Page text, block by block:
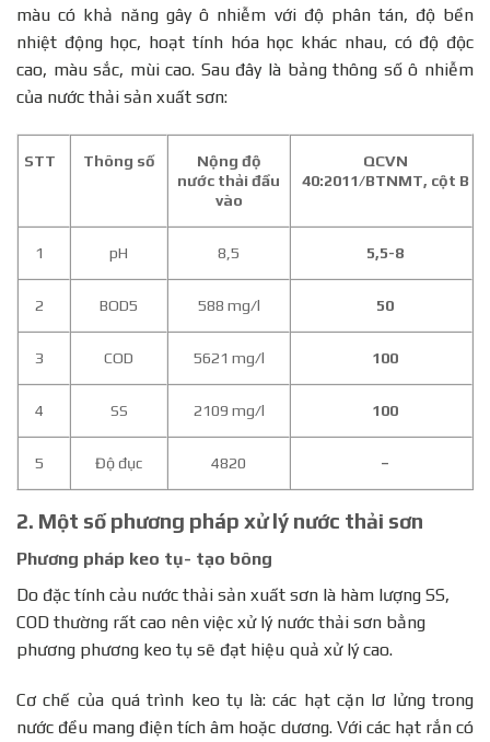
màu có khả năng gây ô nhiễm với độ phân tán, độ bền
nhiệt động học, hoạt tính hóa học khác nhau, có độ độc
cao, màu sắc, mùi cao. Sau đây là bảng thông số ô nhiễm
của nước thải sản xuất sơn:
STT Thông số
Nộng độ
nước thải đầu
vào
QCVN
40:2011/BTNMT, cột B
1 pH 8,5 5,5-8
2 BOD5 588 mg/l 50
3 COD 5621 mg/l 100
4 SS 2109 mg/l 100
5 Độ đục 4820 –
2. Một số phương pháp xử lý nước thải sơn
Phương pháp keo tụ- tạo bông
Do đặc tính cảu nước thải sản xuất sơn là hàm lượng SS,
COD thường rất cao nên việc xử lý nước thải sơn bằng
phương phương keo tụ sẽ đạt hiệu quả xử lý cao.
Cơ chế của quá trình keo tụ là: các hạt cặn lơ lửng trong
nước đều mang điện tích âm hoặc dương. Với các hạt rắn có